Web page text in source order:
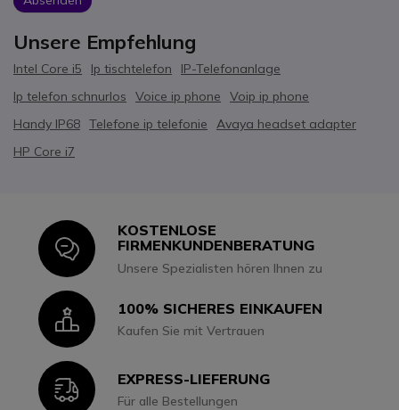
Unsere Empfehlung
Intel Core i5 Ip tischtelefon
IP-Telefonanlage
Ip telefon schnurlos
Voice ip phone
Voip ip phone
Handy IP68 Telefone ip telefonie
Avaya headset adapter
HP Core i7
Icon
KOSTENLOSE
FIRMENKUNDENBERATUNG
Unsere Spezialisten hören Ihnen zu
Icon100% SICHERES EINKAUFEN
Kaufen Sie mit Vertrauen
IconEXPRESS-LIEFERUNG
Für alle Bestellungen